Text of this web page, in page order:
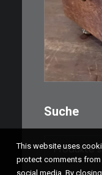
aus
Suche
Suchen
nach:
This website uses
protect comments
social media. By